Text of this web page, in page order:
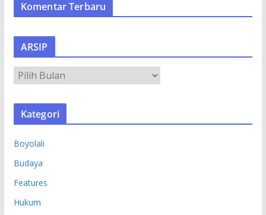
Komentar Terbaru
ARSIP
R
S
Kategori
Boyolali
Budaya
Features
Hukum